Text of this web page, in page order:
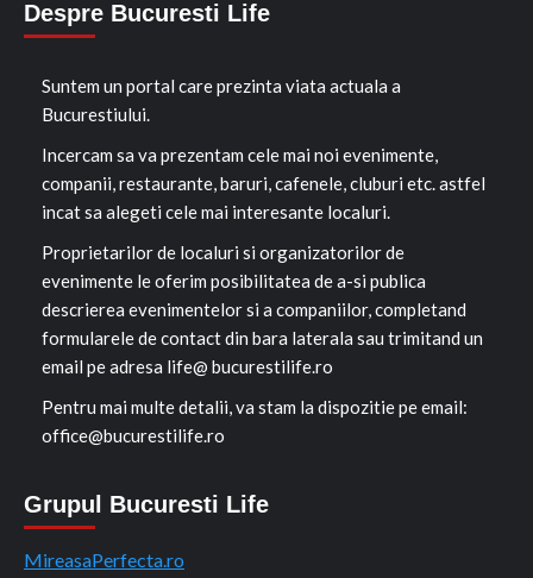
Despre Bucuresti Life
Suntem un portal care prezinta viata actuala a
Bucurestiului.
Incercam sa va prezentam cele mai noi evenimente,
companii, restaurante, baruri, cafenele, cluburi etc. astfel
incat sa alegeti cele mai interesante localuri.
Proprietarilor de localuri si organizatorilor de
evenimente le oferim posibilitatea de a-si publica
descrierea evenimentelor si a companiilor, completand
formularele de contact din bara laterala sau trimitand un
email pe adresa life@ bucurestilife.ro
Pentru mai multe detalii, va stam la dispozitie pe email:
office@bucurestilife.ro
Grupul Bucuresti Life
MireasaPerfecta.ro